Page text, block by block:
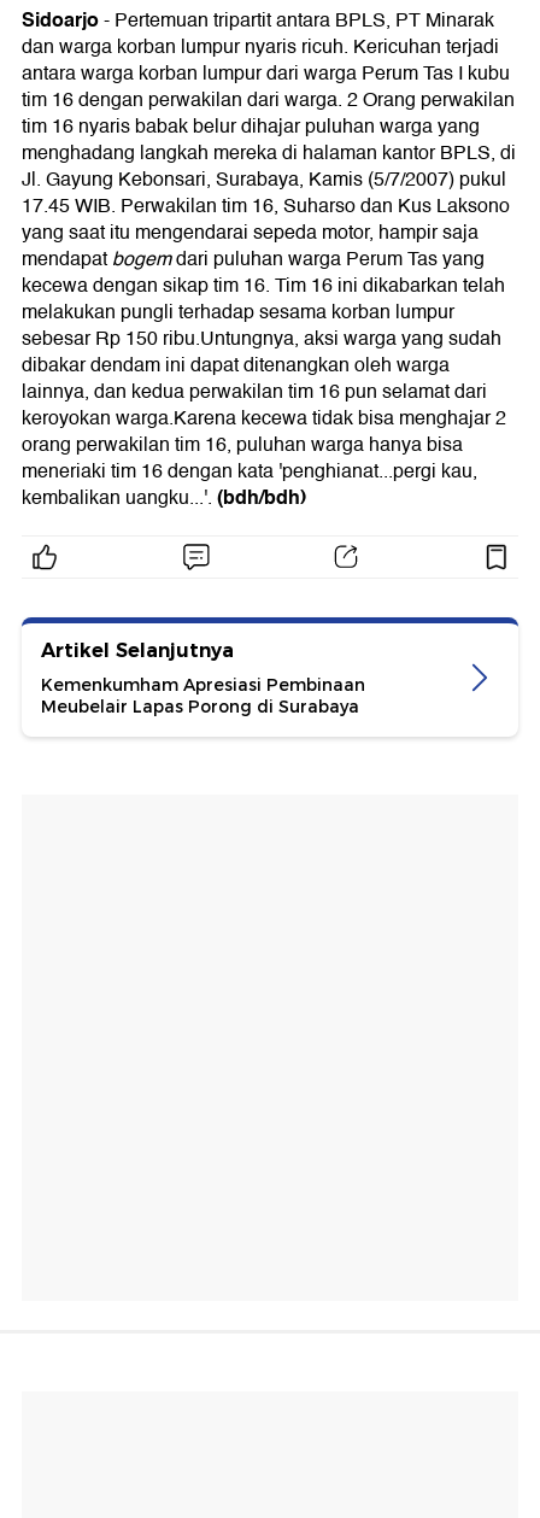
Sidoarjo-Pertemuan tripartit antara BPLS, PT Minarak
dan warga korban lumpur nyaris ricuh. Kericuhan terjadi
antara warga korban lumpur dari warga Perum Tas I kubu
tim 16 dengan perwakilan dari warga. 2 Orang perwakilan
tim 16 nyaris babak belur dihajar puluhan warga yang
menghadang langkah mereka di halaman kantor BPLS, di
Jl. Gayung Kebonsari, Surabaya, Kamis (5/7/2007) pukul
17.45 WIB. Perwakilan tim 16, Suharso dan Kus Laksono
yang saat itu mengendarai sepeda motor, hampir saja
mendapatbogemdari puluhan warga Perum Tas yang
kecewa dengan sikap tim 16. Tim 16 ini dikabarkan telah
melakukan pungli terhadap sesama korban lumpur
sebesar Rp 150 ribu.Untungnya, aksi warga yang sudah
dibakar dendam ini dapat ditenangkan oleh warga
lainnya, dan kedua perwakilan tim 16 pun selamat dari
keroyokan warga.Karena kecewa tidak bisa menghajar 2
orang perwakilan tim 16, puluhan warga hanya bisa
meneriaki tim 16 dengan kata 'penghianat...pergi kau,
kembalikan uangku...'.(bdh/bdh)
Artikel Selanjutnya
Kemenkumham Apresiasi Pembinaan
Meubelair Lapas Porong di Surabaya